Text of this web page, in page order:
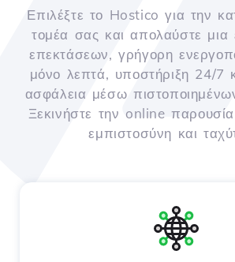
Επιλέξτε το Hostico για την
τομέα σας και απολαύστε μια
επεκτάσεων, γρήγορη
μόνο λεπτά, υποστήριξη 24/7
ασφάλεια μέσω
Ξεκινήστε την online
εμπιστοσύνη και